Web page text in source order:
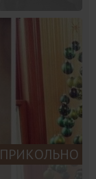
ПРИКОЛЬНО